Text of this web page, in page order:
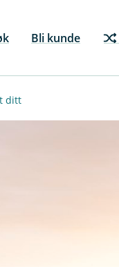
Bli kunde
ditt